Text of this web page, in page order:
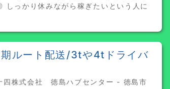
しっかり休みながら稼ぎたいという人に
ルート配送/3tや4tドライバ
四株式会社 徳島ハブセンター - 徳島市